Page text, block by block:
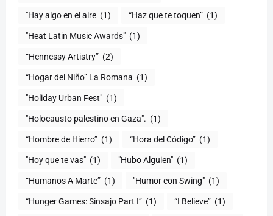
"Hay algo en el aire (1) “Haz que te toquen” (1)
"Heat Latin Music Awards" (1)
“Hennessy Artistry” (2)
“Hogar del Niño” La Romana (1)
(1)
"Holocausto palestino en Gaza". (1)
“Hombre de Hierro” (1) (1)
"Hoy que te vas" (1) "Hubo Alguien" (1)
“Humanos A Marte” (1) "Humor con Swing" (1)
(1) “I Believe” (1)